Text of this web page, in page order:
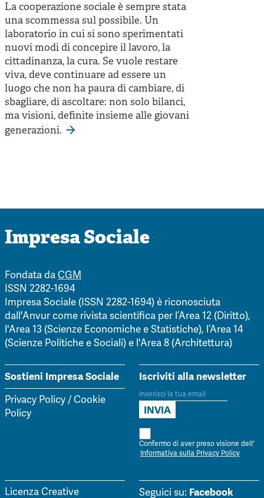
La cooperazione sociale è sempre stata
una scommessa sul possibile. Un
laboratorio in cui si sono sperimentati
nuovi modi di concepire il lavoro, la
cittadinanza, la cura. Se vuole restare
viva, deve continuare ad essere un
luogo che non ha paura di cambiare, di
sbagliare, di ascoltare: non solo bilanci,
ma visioni, definite insieme alle giovani
generazioni.
Impresa Sociale
Fondata daCGM
ISSN 2282-1694
Impresa Sociale (ISSN 2282-1694) è riconosciuta
dall'Anvur come rivista scientifica per l’Area 12 (Diritto),
l'Area 13 (Scienze Economiche e Statistiche), l’Area 14
(Scienze Politiche e Sociali) e l'Area 8 (Architettura)
Sostieni Impresa Sociale
Privacy Policy/Cookie
Policy
Iscriviti alla newsletter
Confermo di aver preso visione dell'
Informativa sulla Privacy Policy
Licenza Creative Seguici su: Facebook